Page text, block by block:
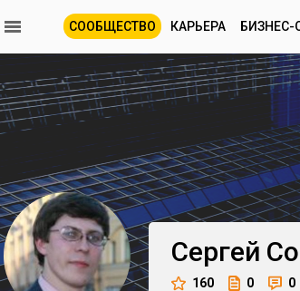
СООБЩЕСТВО КАРЬЕРА БИЗНЕС-
Сергей
160 0 0